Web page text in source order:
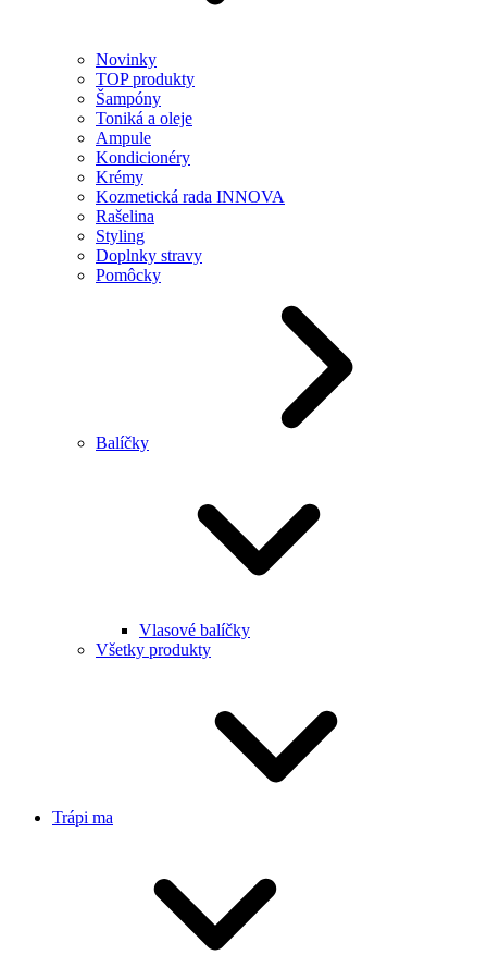
Novinky
TOP produkty
Šampóny
Toniká a oleje
Ampule
Kondicionéry
Krémy
Kozmetická rada INNOVA
Rašelina
Styling
Doplnky stravy
Pomôcky
Balíčky
Vlasové balíčky
Všetky produkty
Trápi ma